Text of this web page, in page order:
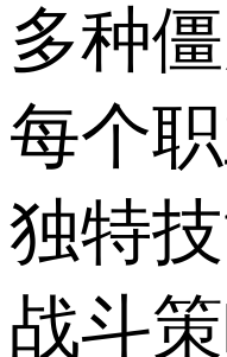
多种
每个
独特
战斗策